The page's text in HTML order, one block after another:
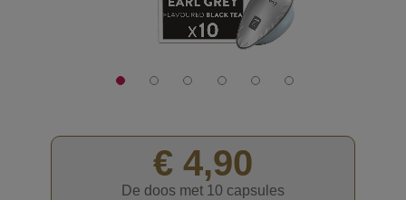
€ 4,90
De doos met 10 capsules